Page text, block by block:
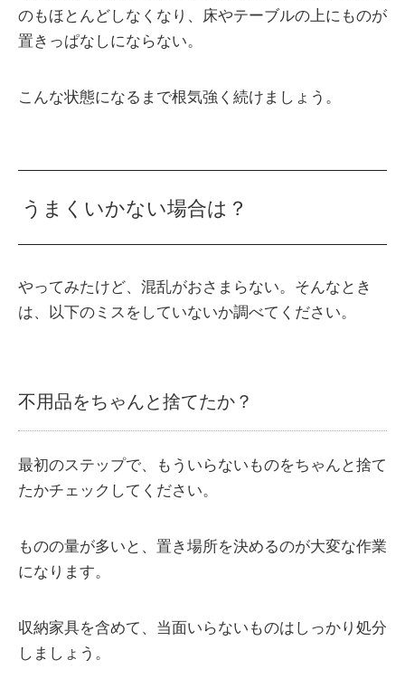
のもほとんどしなくなり、床やテーブルの上にものが
置きっぱなしにならない。
こんな状態になるまで根気強く続けましょう。
うまくいかない場合は？
やってみたけど、混乱がおさまらない。そんなとき
は、以下のミスをしていないか調べてください。
不用品をちゃんと捨てたか？
最初のステップで、もういらないものをちゃんと捨て
たかチェックしてください。
ものの量が多いと、置き場所を決めるのが大変な作業
になります。
収納家具を含めて、当面いらないものはしっかり処分
しましょう。